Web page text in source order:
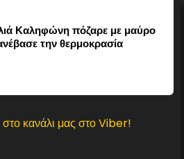
Καληφώνη πόζαρε με μαύρο
την θερμοκρασία
στο κανάλι μας στο Viber!